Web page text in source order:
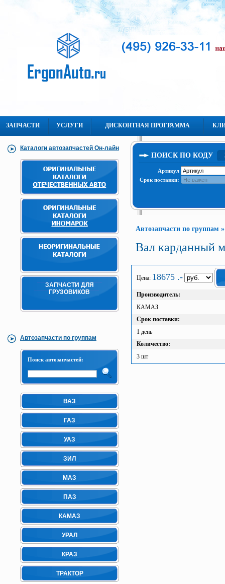
ЗАПЧАСТИ УСЛУГИ ДИСКОНТНАЯ ПРОГРАММА
Каталоги автозапчастей Он-лайн
ЗАПЧАСТИ ДЛЯ
ГРУЗОВИКОВ
Автозапчасти по группам
Поиск автозапчастей:
ВАЗ
ГАЗ
УАЗ
ЗИЛ
МАЗ
ПАЗ
КАМАЗ
УРАЛ
КРАЗ
ТРАКТОР
ПОИСК ПО КОДУ
Артикул
Срок поставки:
Автозапчасти по группам
Вал карданный
Цена: 18675 .-
Производитель:
КАМАЗ
Срок поставки:
1 день
Количество:
3 шт